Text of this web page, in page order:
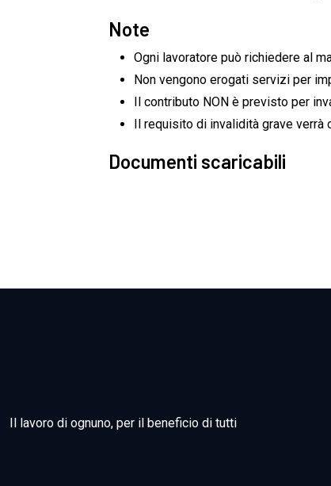
Note
Ogni lavoratore può richiedere al
Non vengono erogati servizi per
Il contributo NON è previsto per
Il requisito di invalidità grave verrà
Documenti scaricabili
Il lavoro di ognuno, per il beneficio di tutti